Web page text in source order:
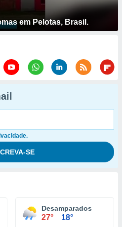
em Pelotas, Brasil.
Desamparados
27° 18°